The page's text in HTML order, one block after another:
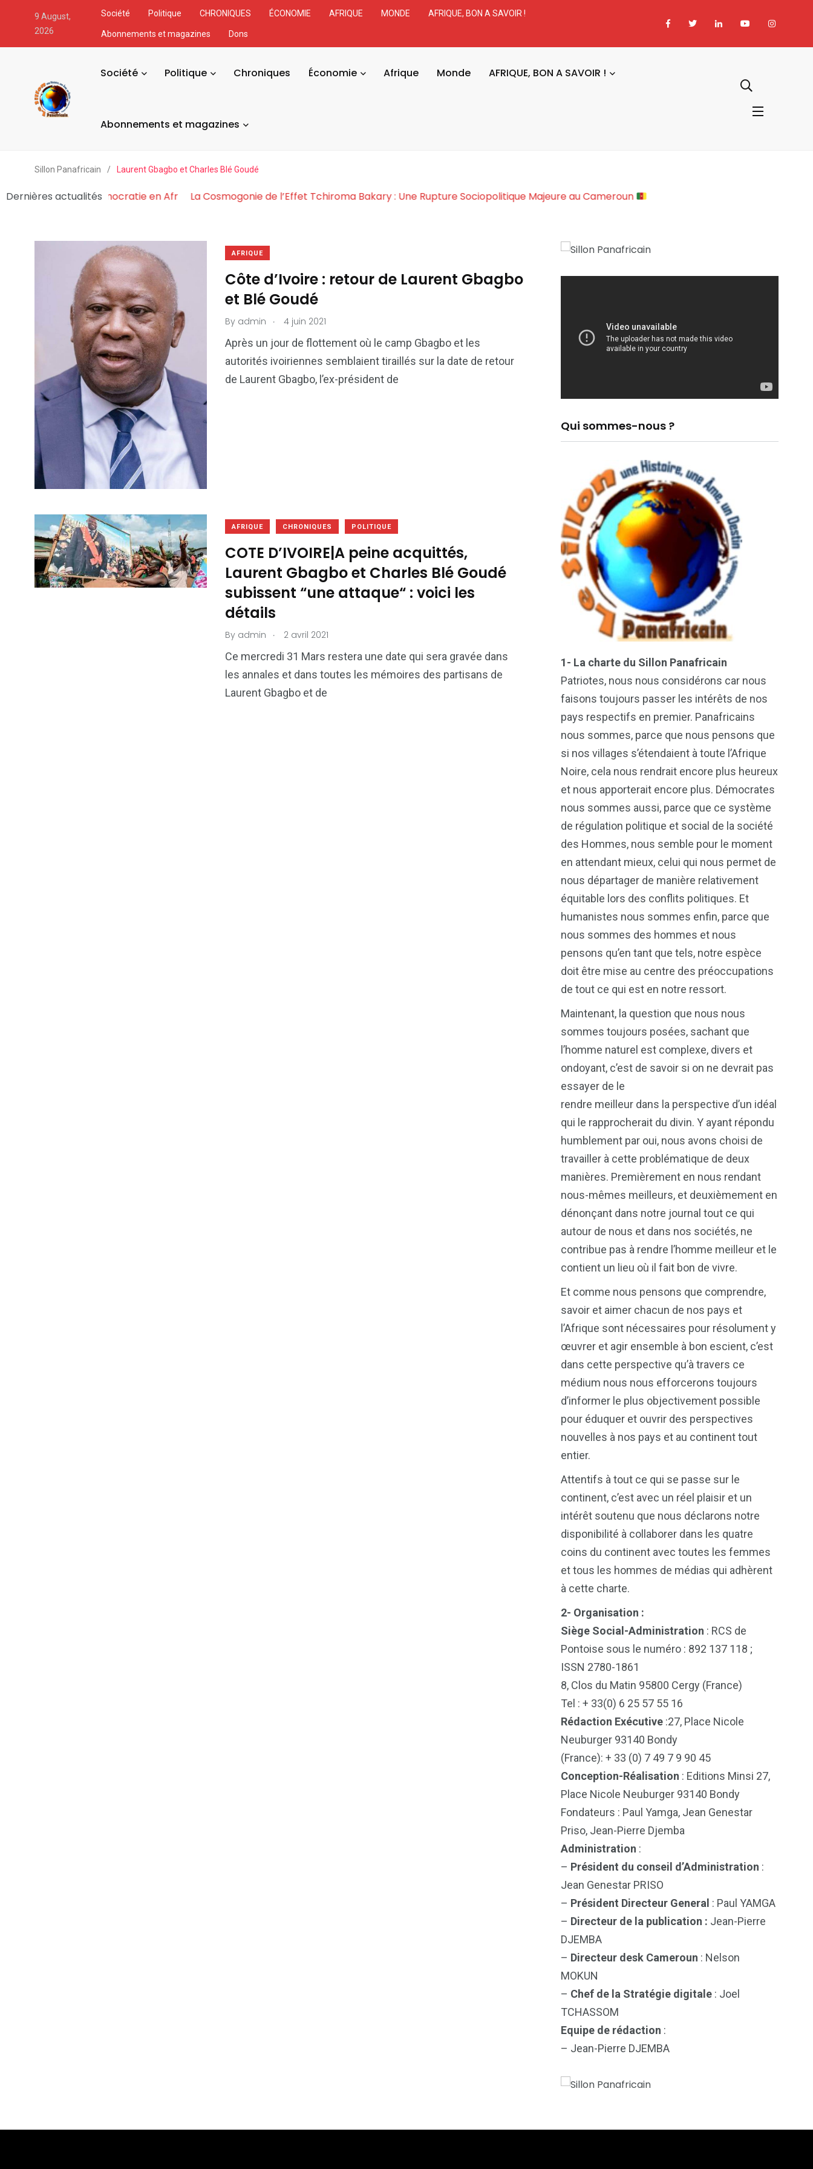
9 August,
2026
Société Politique CHRONIQUES ÉCONOMIE AFRIQUE MONDE AFRIQUE, BON A SAVOIR !
Abonnements et magazines Dons
Société Politique Chroniques Économie Afrique Monde AFRIQUE, BON A SAVOIR !
Abonnements et magazines
Sillon Panafricain / Laurent Gbagbo et Charles Blé Goudé
Dernières actualités
Fabrique et Asphyxie la Démocratie en Afr La Cosmogonie de l’Effet Tchiroma Bakary : Une Rupture Sociopolitique Majeure au Cameroun
AFRIQUE
Côte d’Ivoire : retour de Laurent Gbagbo
et Blé Goudé
By admin . 4 juin 2021
Après un jour de flottement où le camp Gbagbo et les
autorités ivoiriennes semblaient tiraillés sur la date de retour
de Laurent Gbagbo, l’ex-président de
AFRIQUE CHRONIQUES POLITIQUE
COTE D’IVOIRE|A peine acquittés,
Laurent Gbagbo et Charles Blé Goudé
subissent “une attaque“ : voici les
détails
By admin . 2 avril 2021
Ce mercredi 31 Mars restera une date qui sera gravée dans
les annales et dans toutes les mémoires des partisans de
Laurent Gbagbo et de
Qui sommes-nous ?
1- La charte du Sillon Panafricain
Patriotes, nous nous considérons car nous
faisons toujours passer les intérêts de nos
pays respectifs en premier. Panafricains
nous sommes, parce que nous pensons que
si nos villages s’étendaient à toute l’Afrique
Noire, cela nous rendrait encore plus heureux
et nous apporterait encore plus. Démocrates
nous sommes aussi, parce que ce système
de régulation politique et social de la société
des Hommes, nous semble pour le moment
en attendant mieux, celui qui nous permet de
nous départager de manière relativement
équitable lors des conflits politiques. Et
humanistes nous sommes enfin, parce que
nous sommes des hommes et nous
pensons qu’en tant que tels, notre espèce
doit être mise au centre des préoccupations
de tout ce qui est en notre ressort.
Maintenant, la question que nous nous
sommes toujours posées, sachant que
l’homme naturel est complexe, divers et
ondoyant, c’est de savoir si on ne devrait pas
essayer de le
rendre meilleur dans la perspective d’un idéal
qui le rapprocherait du divin. Y ayant répondu
humblement par oui, nous avons choisi de
travailler à cette problématique de deux
manières. Premièrement en nous rendant
nous-mêmes meilleurs, et deuxièmement en
dénonçant dans notre journal tout ce qui
autour de nous et dans nos sociétés, ne
contribue pas à rendre l’homme meilleur et le
contient un lieu où il fait bon de vivre.
Et comme nous pensons que comprendre,
savoir et aimer chacun de nos pays et
l’Afrique sont nécessaires pour résolument y
œuvrer et agir ensemble à bon escient, c’est
dans cette perspective qu’à travers ce
médium nous nous efforcerons toujours
d’informer le plus objectivement possible
pour éduquer et ouvrir des perspectives
nouvelles à nos pays et au continent tout
entier.
Attentifs à tout ce qui se passe sur le
continent, c’est avec un réel plaisir et un
intérêt soutenu que nous déclarons notre
disponibilité à collaborer dans les quatre
coins du continent avec toutes les femmes
et tous les hommes de médias qui adhèrent
à cette charte.
2- Organisation :
Siège Social-Administration : RCS de
Pontoise sous le numéro : 892 137 118 ;
ISSN 2780-1861
8, Clos du Matin 95800 Cergy (France)
Tel : + 33(0) 6 25 57 55 16
Rédaction Exécutive :27, Place Nicole
Neuburger 93140 Bondy
(France): + 33 (0) 7 49 7 9 90 45
Conception-Réalisation : Editions Minsi 27,
Place Nicole Neuburger 93140 Bondy
Fondateurs : Paul Yamga, Jean Genestar
Priso, Jean-Pierre Djemba
Administration :
– Président du conseil d’Administration :
Jean Genestar PRISO
– Président Directeur General : Paul YAMGA
– Directeur de la publication : Jean-Pierre
DJEMBA
– Directeur desk Cameroun : Nelson
MOKUN
– Chef de la Stratégie digitale : Joel
TCHASSOM
Equipe de rédaction :
– Jean-Pierre DJEMBA